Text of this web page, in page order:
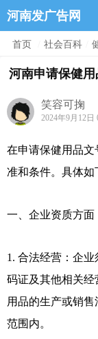
河南发广告网
首页 社会百科
河南申请保健
笑容可掬
2024年9月12日
在申请保健用品
准和条件。具体如
一、企业资质方面
1. 合法经营：企
码证及其他相关
用品的生产或销
范围内。